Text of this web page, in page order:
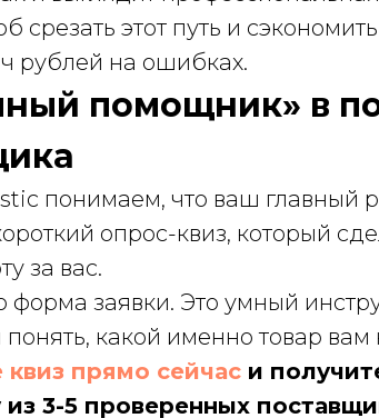
срезать этот путь и
рублей на ошибках.
помощник» в
понимаем, что ваш главный
опрос-квиз, который
за вас.
форма заявки. Это умный
какой именно товар вам
прямо сейчас и
3-5 проверенных